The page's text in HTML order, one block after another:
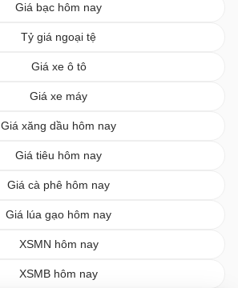
Giá bạc hôm nay
Tỷ giá ngoại tệ
Giá xe ô tô
Giá xe máy
Giá xăng dầu hôm nay
Giá tiêu hôm nay
Giá cà phê hôm nay
Giá lúa gạo hôm nay
XSMN hôm nay
XSMB hôm nay